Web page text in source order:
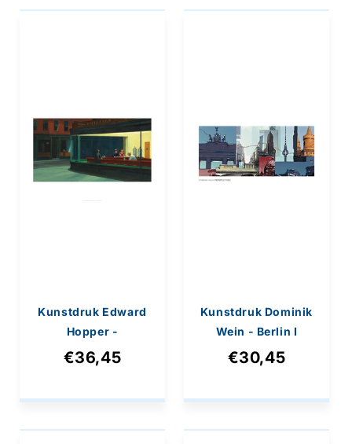
Kunstdruk Edward
Hopper -
Nighthawks
80x60cm
€36,45
Kunstdruk Dominik
Wein - Berlin I
100x50cm
€30,45